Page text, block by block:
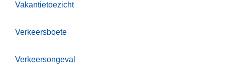
Vakantietoezicht
Verkeersboete
Verkeersongeval